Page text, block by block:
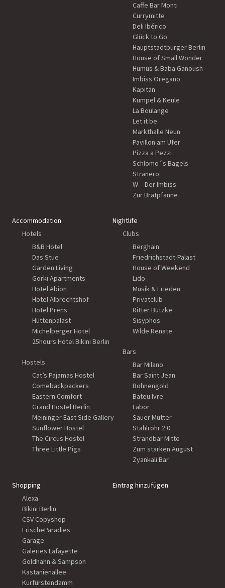
Caffe Bar Monti
Currymitte
Deli Ibérico
Glück to Go
Hauptstadtburger Berlin
House of Small Wonder
Humus & Baba Ganoush
Imbiss Oregano
Kapitän
Kumpel & Keule
La Boulange
Let it be
Markthalle Neun
Pavillon am Ufer
Pizza a Pezzi
Schlomo´s Bagels
Stranero
W – Der Imbiss
Zur Bratpfanne
Accommodation
Hotels
B&B Hotel
Das Stue
Garden Living
Gorki Apartments
Hotel Abion
Hotel Albrechtshof
Hotel Prens
Hüttenpalast
Michelberger Hotel
25hours Hotel Bikini Berlin
Hostels
Cat’s Pajamas Hostel
Comebackpackers
Eastern Comfort
Grand Hostel Berlin
Meininger East Side Gallery
Sunflower Hostel
The Circus Hostel
Three Little Pigs
Nightlife
Clubs
Berghain
Friedrichstadt-Palast
House of Weekend
Lido
Musik & Frieden
Privatclub
Ritter Butzke
Sisyphos
Wilde Renate
Bars
Bar Milano
Bar Saint Jean
Bohnengold
Bateu Ivre
Labor
Sauer Mutter
Stahlrohr 2.0
Strandbar Mitte
Zum starken August
Zyankali Bar
Shopping
Alexa
Bikini Berlin
CSV Copyshop
FrischeParadies
Garage
Galeries Lafayette
Goldhahn & Sampson
Kastanienallee
Kurfürstendamm
Eintrag hinzufügen